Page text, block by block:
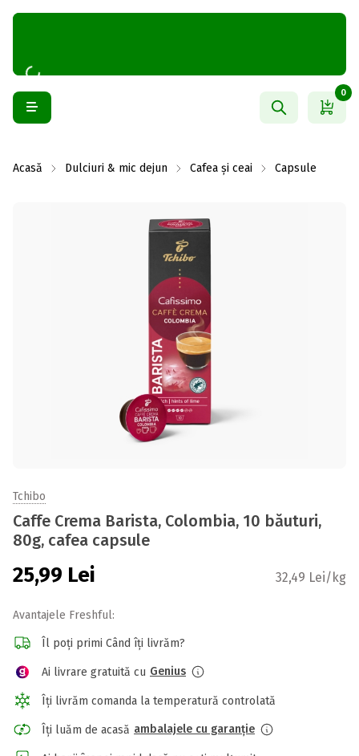
0
Acasă Dulciuri & mic dejun Cafea și ceai Capsule
Tchibo
Caffe Crema Barista, Colombia, 10 băuturi,
80g, cafea capsule
25,99 Lei 32,49 Lei/kg
Avantajele Freshful:
Îl poți primi Când îți livrăm?
Ai livrare gratuită cu Genius
Îți livrăm comanda la temperatură controlată
Îți luăm de acasă ambalajele cu garanție